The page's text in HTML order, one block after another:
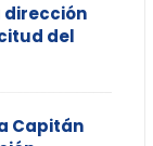
dirección
del
Capitán